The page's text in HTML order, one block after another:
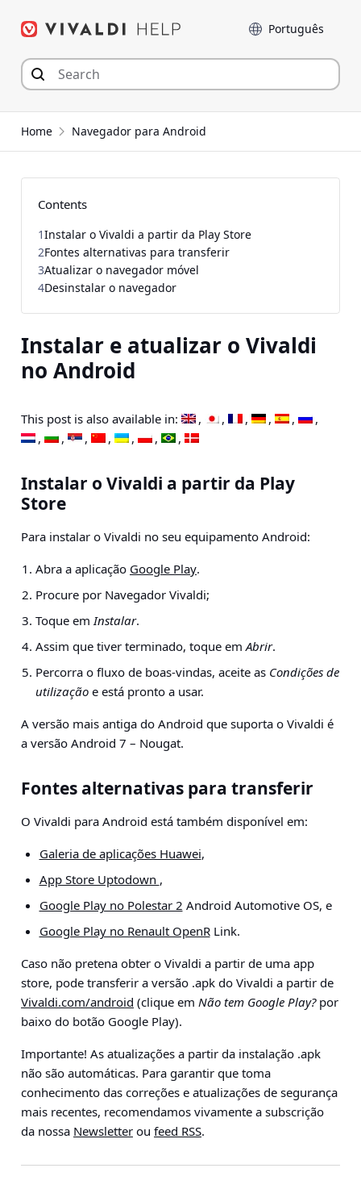
para
conteúdo
Idioma
Home Navegador para Android
Instalar e atualizar o Vivaldi
no Android
This post is also available in:
Instalar o Vivaldi a partir da Play
Store
Para instalar o Vivaldi no seu equipamento Android:
Abra a aplicação Google Play.
Procure por Navegador Vivaldi;
Toque emInstalar.
Assim que tiver terminado, toque emAbrir.
Percorra o fluxo de boas-vindas, aceite as Condições de
utilização e está pronto a usar.
A versão mais antiga do Android que suporta o Vivaldi é
a versão Android 7 – Nougat.
Fontes alternativas para transferir
O Vivaldi para Android está também disponível em:
Galeria de aplicações Huawei,
App Store Uptodown ,
Google Play no Polestar 2 Android Automotive OS, e
Google Play no Renault OpenRLink.
Caso não pretena obter o Vivaldi a partir de uma app
store, pode transferir a versão .apk do Vivaldi a partir de
Vivaldi.com/android (clique em Não tem Google Play?por
baixo do botão Google Play).
Importante! As atualizações a partir da instalação .apk
não são automáticas. Para garantir que toma
conhecimento das correções e atualizações de segurança
mais recentes, recomendamos vivamente a subscrição
da nossa Newsletter ou feed RSS.
Contents
1Instalar o Vivaldi a partir da Play Store
2Fontes alternativas para transferir
3Atualizar o navegador móvel
4Desinstalar o navegador